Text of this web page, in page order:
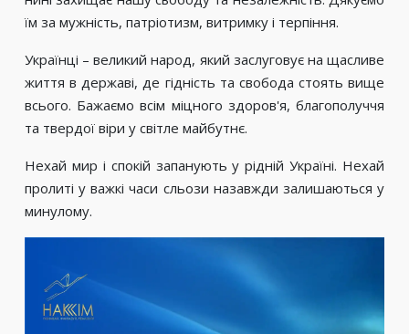
їм за мужність, патріотизм, витримку і терпіння.
Українці – великий народ, який заслуговує на щасливе
життя в державі, де гідність та свобода стоять вище
всього. Бажаємо всім міцного здоров'я, благополуччя
та твердої віри у світле майбутнє.
Нехай мир і спокій запанують у рідній Україні. Нехай
пролиті у важкі часи сльози назавжди залишаються у
минулому.